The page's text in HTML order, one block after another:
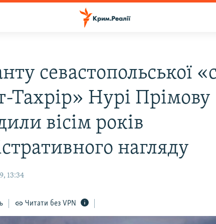
севастопольської
Тахрір» Нурі Прімову
вісім років
нагляду
13:34
Читати без VPN